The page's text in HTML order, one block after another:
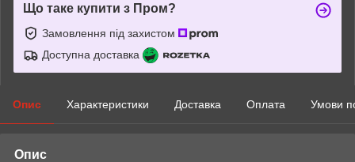
Що таке купити з Пром?
Замовлення під захистом
Доступна доставка
Опис Характеристики Доставка Оплата Умови
Опис